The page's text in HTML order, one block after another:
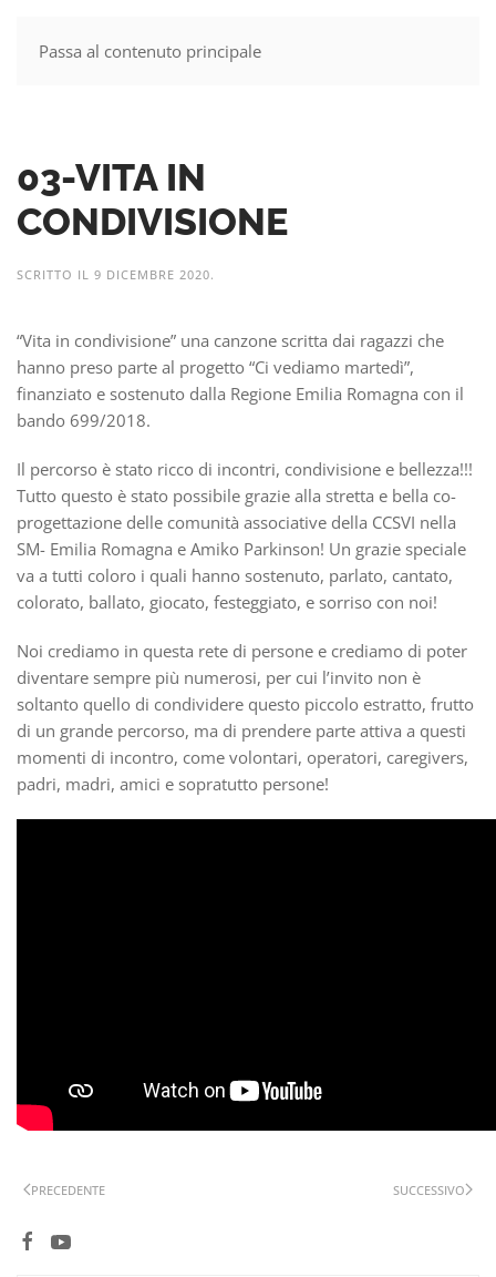
Passa al contenuto principale
MENU
03-VITA IN
CONDIVISIONE
SCRITTO IL 9 DICEMBRE 2020.
“Vita in condivisione” una canzone scritta dai ragazzi che
hanno preso parte al progetto “Ci vediamo martedì”,
finanziato e sostenuto dalla Regione Emilia Romagna con il
bando 699/2018.
Il percorso è stato ricco di incontri, condivisione e bellezza!!!
Tutto questo è stato possibile grazie alla stretta e bella co-
progettazione delle comunità associative della CCSVI nella
SM- Emilia Romagna e Amiko Parkinson! Un grazie speciale
va a tutti coloro i quali hanno sostenuto, parlato, cantato,
colorato, ballato, giocato, festeggiato, e sorriso con noi!
Noi crediamo in questa rete di persone e crediamo di poter
diventare sempre più numerosi, per cui l’invito non è
soltanto quello di condividere questo piccolo estratto, frutto
di un grande percorso, ma di prendere parte attiva a questi
momenti di incontro, come volontari, operatori, caregivers,
padri, madri, amici e sopratutto persone!
PRECEDENTE SUCCESSIVO